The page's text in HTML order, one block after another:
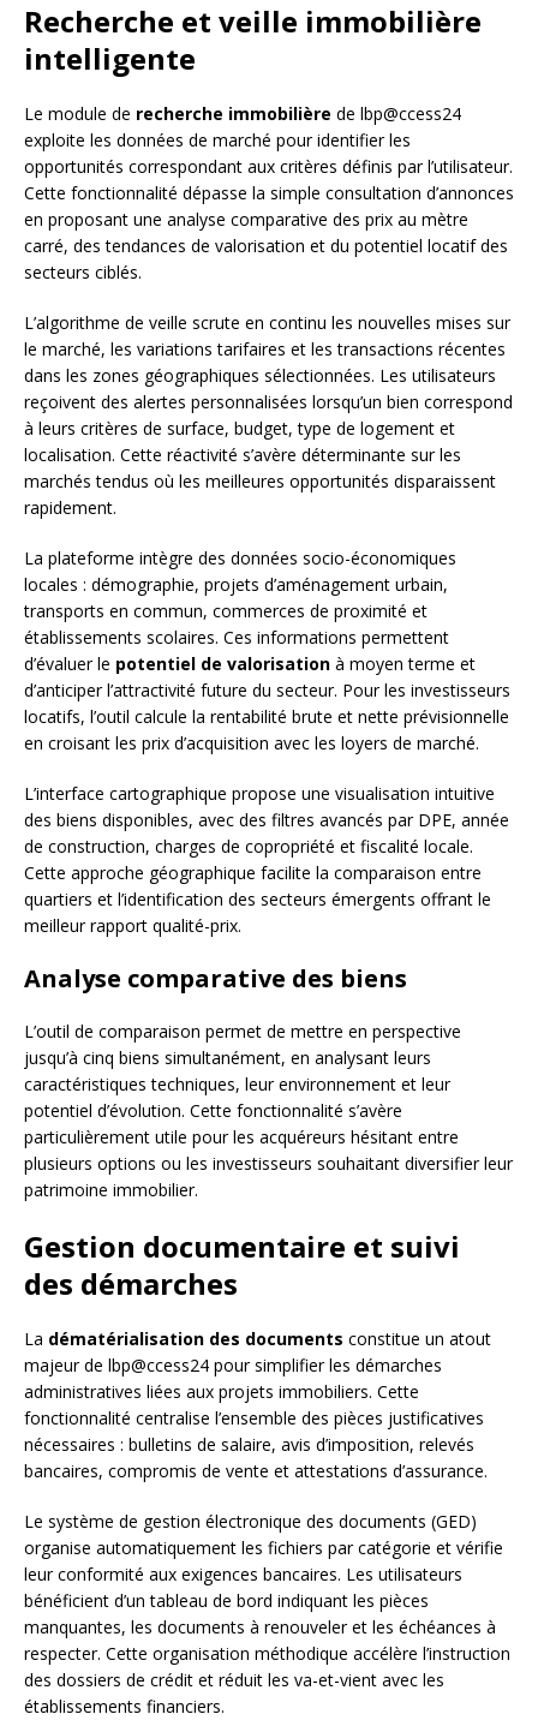
Recherche et veille immobilière
intelligente
Le module de recherche immobilière de lbp@ccess24
exploite les données de marché pour identifier les
opportunités correspondant aux critères définis par l’utilisateur.
Cette fonctionnalité dépasse la simple consultation d’annonces
en proposant une analyse comparative des prix au mètre
carré, des tendances de valorisation et du potentiel locatif des
secteurs ciblés.
L’algorithme de veille scrute en continu les nouvelles mises sur
le marché, les variations tarifaires et les transactions récentes
dans les zones géographiques sélectionnées. Les utilisateurs
reçoivent des alertes personnalisées lorsqu’un bien correspond
à leurs critères de surface, budget, type de logement et
localisation. Cette réactivité s’avère déterminante sur les
marchés tendus où les meilleures opportunités disparaissent
rapidement.
La plateforme intègre des données socio-économiques
locales : démographie, projets d’aménagement urbain,
transports en commun, commerces de proximité et
établissements scolaires. Ces informations permettent
d’évaluer le potentiel de valorisation à moyen terme et
d’anticiper l’attractivité future du secteur. Pour les investisseurs
locatifs, l’outil calcule la rentabilité brute et nette prévisionnelle
en croisant les prix d’acquisition avec les loyers de marché.
L’interface cartographique propose une visualisation intuitive
des biens disponibles, avec des filtres avancés par DPE, année
de construction, charges de copropriété et fiscalité locale.
Cette approche géographique facilite la comparaison entre
quartiers et l’identification des secteurs émergents offrant le
meilleur rapport qualité-prix.
Analyse comparative des biens
L’outil de comparaison permet de mettre en perspective
jusqu’à cinq biens simultanément, en analysant leurs
caractéristiques techniques, leur environnement et leur
potentiel d’évolution. Cette fonctionnalité s’avère
particulièrement utile pour les acquéreurs hésitant entre
plusieurs options ou les investisseurs souhaitant diversifier leur
patrimoine immobilier.
Gestion documentaire et suivi
des démarches
La dématérialisation des documents constitue un atout
majeur de lbp@ccess24 pour simplifier les démarches
administratives liées aux projets immobiliers. Cette
fonctionnalité centralise l’ensemble des pièces justificatives
nécessaires : bulletins de salaire, avis d’imposition, relevés
bancaires, compromis de vente et attestations d’assurance.
Le système de gestion électronique des documents (GED)
organise automatiquement les fichiers par catégorie et vérifie
leur conformité aux exigences bancaires. Les utilisateurs
bénéficient d’un tableau de bord indiquant les pièces
manquantes, les documents à renouveler et les échéances à
respecter. Cette organisation méthodique accélère l’instruction
des dossiers de crédit et réduit les va-et-vient avec les
établissements financiers.